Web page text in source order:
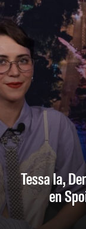
Tessa Ia,
en